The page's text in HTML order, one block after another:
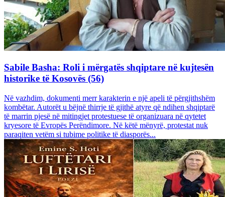
Sabile Basha: Roli i mërgatës shqiptare në kujtesën
historike të Kosovës (56)
Në vazhdim, dokumenti merr karakterin e një apeli të përgjithshëm
kombëtar. Autorët u bëjnë thirrje të gjithë atyre që ndihen shqiptarë
të marrin pjesë në mitingjet protestuese të organizuara në qytetet
kryesore të Evropës Perëndimore. Në këtë mënyrë, protestat nuk
paraqiten vetëm si tubime politike të diasporës...